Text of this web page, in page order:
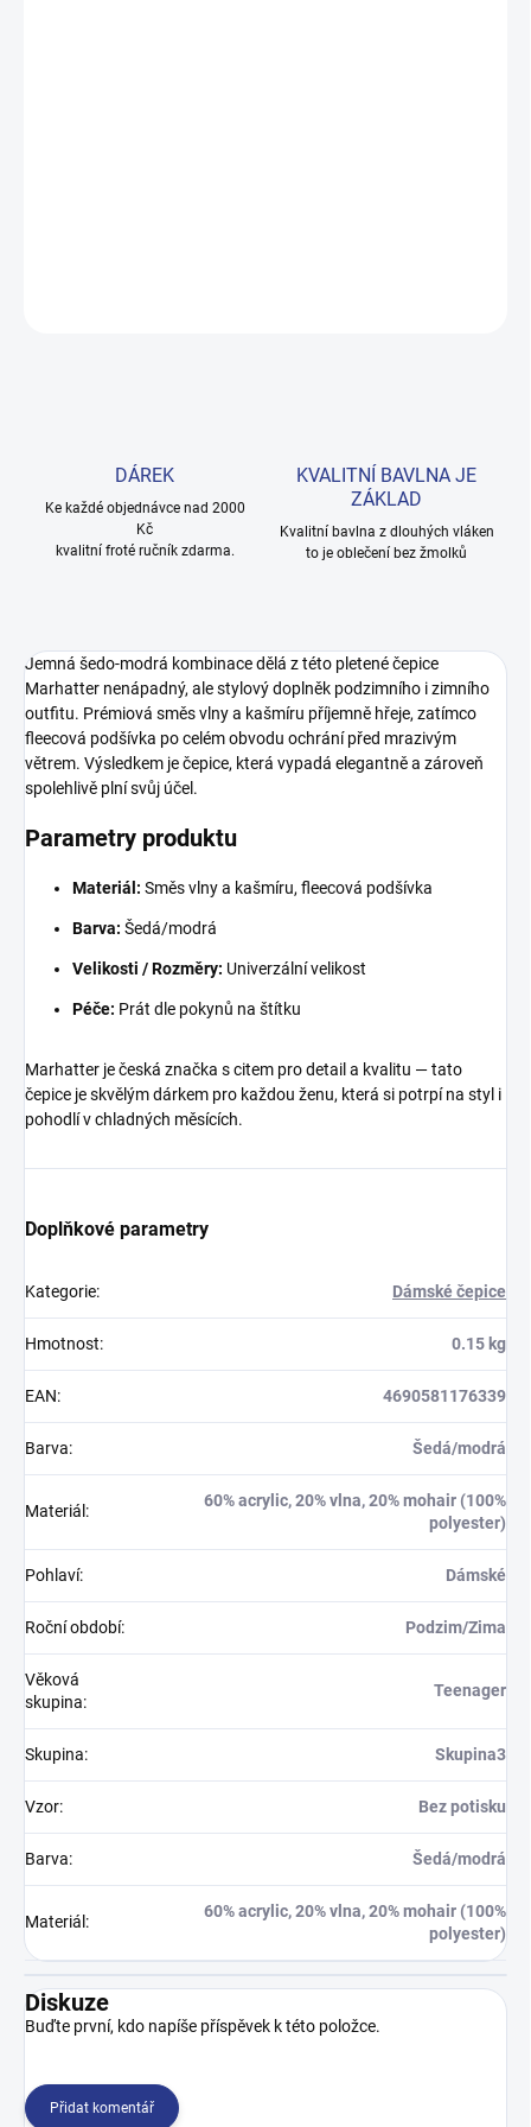
DÁREK
Ke každé objednávce nad 2000
Kč
kvalitní froté ručník zdarma.
KVALITNÍ BAVLNA JE
ZÁKLAD
Kvalitní bavlna z dlouhých vláken
to je oblečení bez žmolků
Jemná šedo-modrá kombinace dělá z této pletené čepice
Marhatter nenápadný, ale stylový doplněk podzimního i zimního
outfitu. Prémiová směs vlny a kašmíru příjemně hřeje, zatímco
fleecová podšívka po celém obvodu ochrání před mrazivým
větrem. Výsledkem je čepice, která vypadá elegantně a zároveň
spolehlivě plní svůj účel.
Parametry produktu
Materiál: Směs vlny a kašmíru, fleecová podšívka
Barva: Šedá/modrá
Velikosti / Rozměry: Univerzální velikost
Péče: Prát dle pokynů na štítku
Marhatter je česká značka s citem pro detail a kvalitu — tato
čepice je skvělým dárkem pro každou ženu, která si potrpí na styl i
pohodlí v chladných měsících.
Doplňkové parametry
Kategorie: Dámské čepice
Hmotnost: 0.15 kg
EAN: 4690581176339
Barva: Šedá/modrá
Materiál :
60% acrylic, 20% vlna, 20% mohair (100%
polyester)
Pohlaví: Dámské
Roční období: Podzim/Zima
Věková
skupina:
Teenager
Skupina: Skupina3
Vzor: Bez potisku
Barva: Šedá/modrá
Materiál :
60% acrylic, 20% vlna, 20% mohair (100%
polyester)
Diskuze
Buďte první, kdo napíše příspěvek k této položce.
Přidat komentář